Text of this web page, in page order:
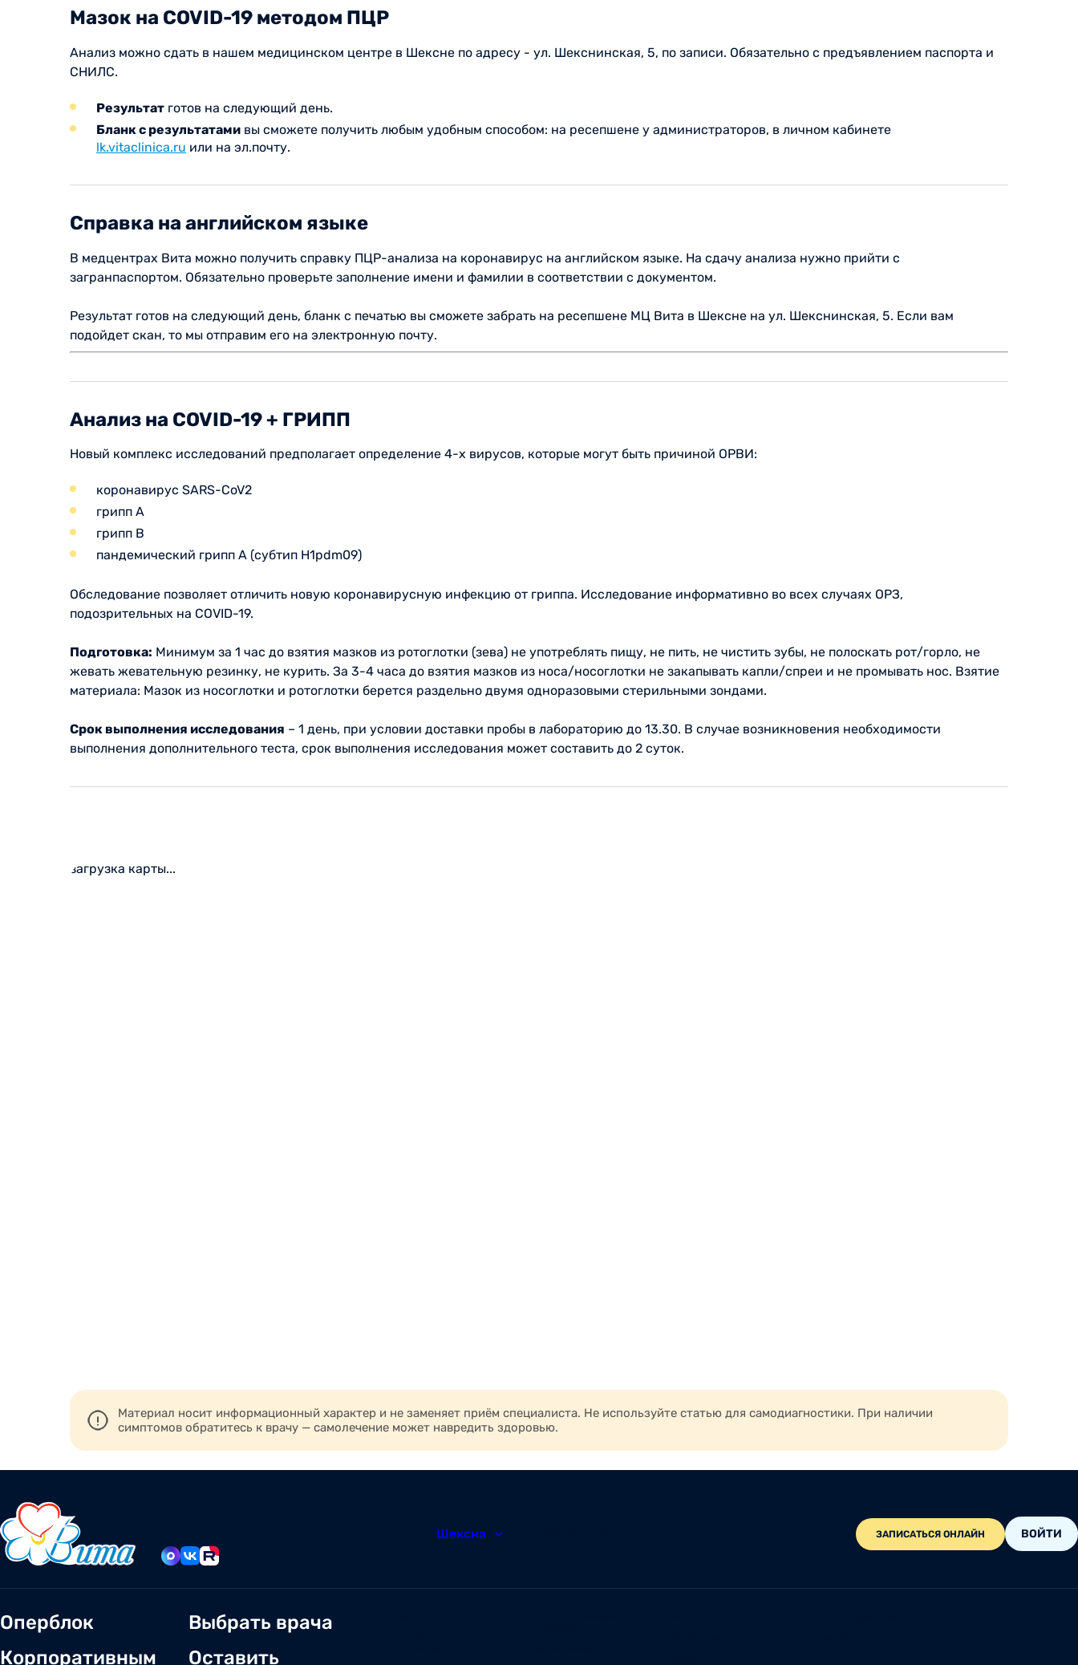
Мазок на COVID-19 методом ПЦР
Анализ можно сдать в нашем медицинском центре в Шексне по адресу - ул. Шекснинская, 5, по записи. Обязательно с предъявлением паспорта и
СНИЛС.
Результат готов на следующий день.
Бланк с результатами вы сможете получить любым удобным способом: на ресепшене у администраторов, в личном кабинете
lk.vitaclinica.ru или на эл.почту.
Справка на английском языке
В медцентрах Вита можно получить справку ПЦР-анализа на коронавирус на английском языке. На сдачу анализа нужно прийти с
загранпаспортом. Обязательно проверьте заполнение имени и фамилии в соответствии с документом.
Результат готов на следующий день, бланк с печатью вы сможете забрать на ресепшене МЦ Вита в Шексне на ул. Шекснинская, 5. Если вам
подойдет скан, то мы отправим его на электронную почту.
Анализ на COVID-19 + ГРИПП
Новый комплекс исследований предполагает определение 4-х вирусов, которые могут быть причиной ОРВИ:
коронавирус SARS-CoV2
грипп А
грипп В
пандемический грипп А (субтип Н1pdm09)
Обследование позволяет отличить новую коронавирусную инфекцию от гриппа. Исследование информативно во всех случаях ОРЗ,
подозрительных на COVID-19.
Подготовка: Минимум за 1 час до взятия мазков из ротоглотки (зева) не употреблять пищу, не пить, не чистить зубы, не полоскать рот/горло, не
жевать жевательную резинку, не курить. За 3-4 часа до взятия мазков из носа/носоглотки не закапывать капли/спреи и не промывать нос. Взятие
материала: Мазок из носоглотки и ротоглотки берется раздельно двумя одноразовыми стерильными зондами.
Срок выполнения исследования – 1 день, при условии доставки пробы в лабораторию до 13.30. В случае возникновения необходимости
выполнения дополнительного теста, срок выполнения исследования может составить до 2 суток.
загрузка карты...
Материал носит информационный характер и не заменяет приём специалиста. Не используйте статью для самодиагностики. При наличии
симптомов обратитесь к врачу — самолечение может навредить здоровью.
Шексна ЗАПИСАТЬСЯ ОНЛАЙН ВОЙТИ
Оперблок
Корпоративным
Выбрать врача
Оставить